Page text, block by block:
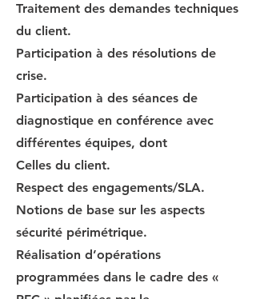
Traitement des demandes techniques
du client.
Participation à des résolutions de
crise.
Participation à des séances de
diagnostique en conférence avec
différentes équipes, dont
Celles du client.
Respect des engagements/SLA.
Notions de base sur les aspects
sécurité périmétrique.
Réalisation d’opérations
programmées dans le cadre des «